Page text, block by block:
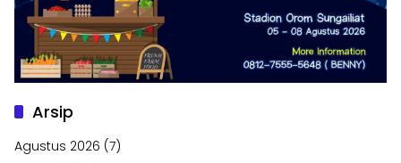
Arsip
Agustus 2026 (7)